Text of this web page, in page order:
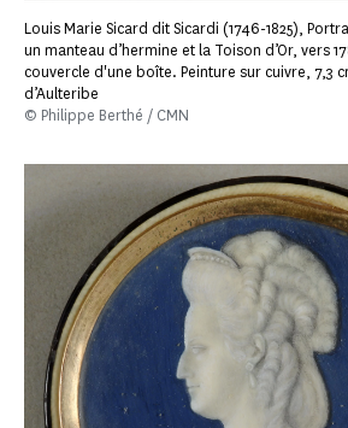
Louis Marie Sicard dit Sicardi (1746-1825),
un manteau d’hermine et la Toison d’Or, vers
couvercle d'une boîte. Peinture sur cuivre, 7,3
d’Aulteribe
© Philippe Berthé / CMN